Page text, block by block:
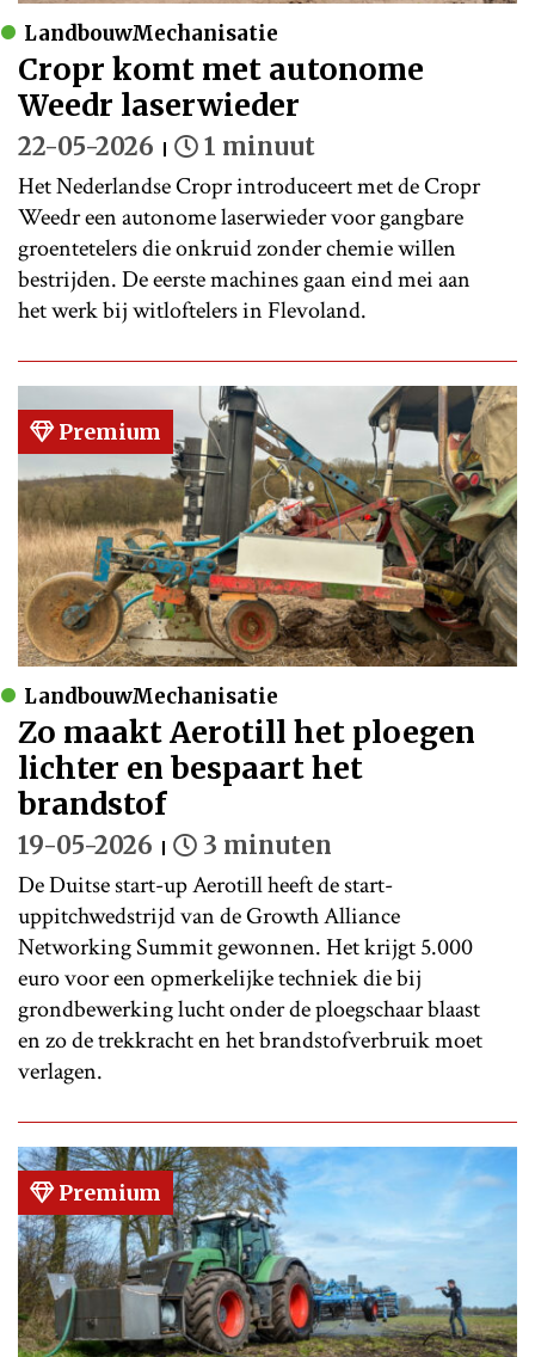
LandbouwMechanisatie
Cropr komt met autonome
Weedr laserwieder
22-05-2026 1 minuut
Het Nederlandse Cropr introduceert met de Cropr
Weedr een autonome laserwieder voor gangbare
groentetelers die onkruid zonder chemie willen
bestrijden. De eerste machines gaan eind mei aan
het werk bij witloftelers in Flevoland.
Premium
LandbouwMechanisatie
Zo maakt Aerotill het ploegen
lichter en bespaart het
brandstof
19-05-2026 3 minuten
De Duitse start-up Aerotill heeft de start-
uppitchwedstrijd van de Growth Alliance
Networking Summit gewonnen. Het krijgt 5.000
euro voor een opmerkelijke techniek die bij
grondbewerking lucht onder de ploegschaar blaast
en zo de trekkracht en het brandstofverbruik moet
verlagen.
Premium